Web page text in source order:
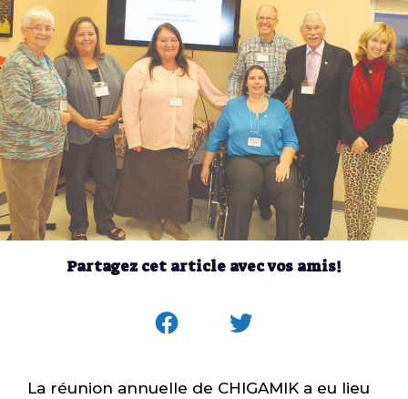
Partagez cet article avec vos amis!
La réunion annuelle de CHIGAMIK a eu lieu